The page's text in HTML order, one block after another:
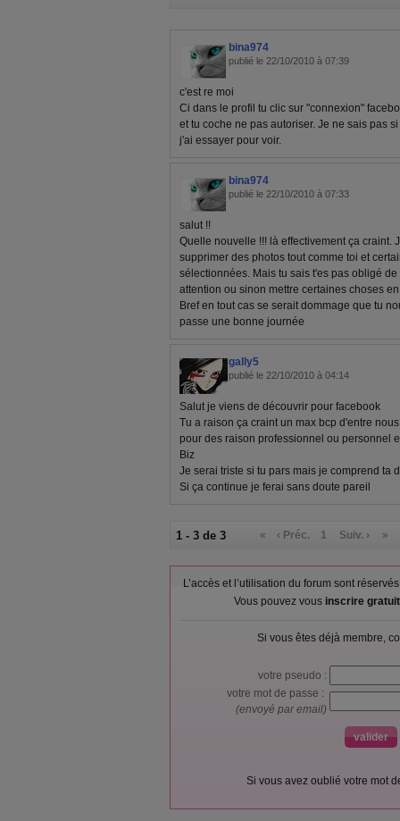
bina974
publié le 22/10/2010 à 07:39
c'est re moi
Ci dans le profil tu clic sur "connexion"
et tu coche ne pas autoriser. Je ne sais pas
j'ai essayer pour voir.
bina974
publié le 22/10/2010 à 07:33
salut !!
Quelle nouvelle !!! là effectivement ça craint.
supprimer des photos tout comme toi et
sélectionnées. Mais tu sais t'es pas obligé
attention ou sinon mettre certaines choses
Bref en tout cas se serait dommage que tu
passe une bonne journée
gally5
publié le 22/10/2010 à 04:14
Salut je viens de découvrir pour facebook
Tu a raison ça craint un max bcp d'entre
pour des raison professionnel ou personnel
Biz
Je serai triste si tu pars mais je comprend ta
Si ça continue je ferai sans doute pareil
1 - 3 de 3 « ‹ Préc. 1 Suiv. › »
L’accès et l’utilisation du forum sont
Vous pouvez vous inscrire
Si vous êtes déjà membre,
votre pseudo :
votre mot de passe :
(envoyé par email)
Si vous avez oublié votre mot